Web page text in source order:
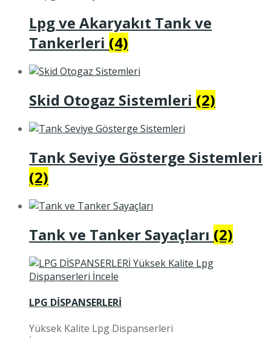
Lpg ve Akaryakıt Tank ve
Tankerleri (4)
Skid Otogaz Sistemleri (2)
Tank Seviye Gösterge Sistemleri
(2)
Tank ve Tanker Sayaçları (2)
LPG DİSPANSERLERİ
Yüksek Kalite Lpg Dispanserleri